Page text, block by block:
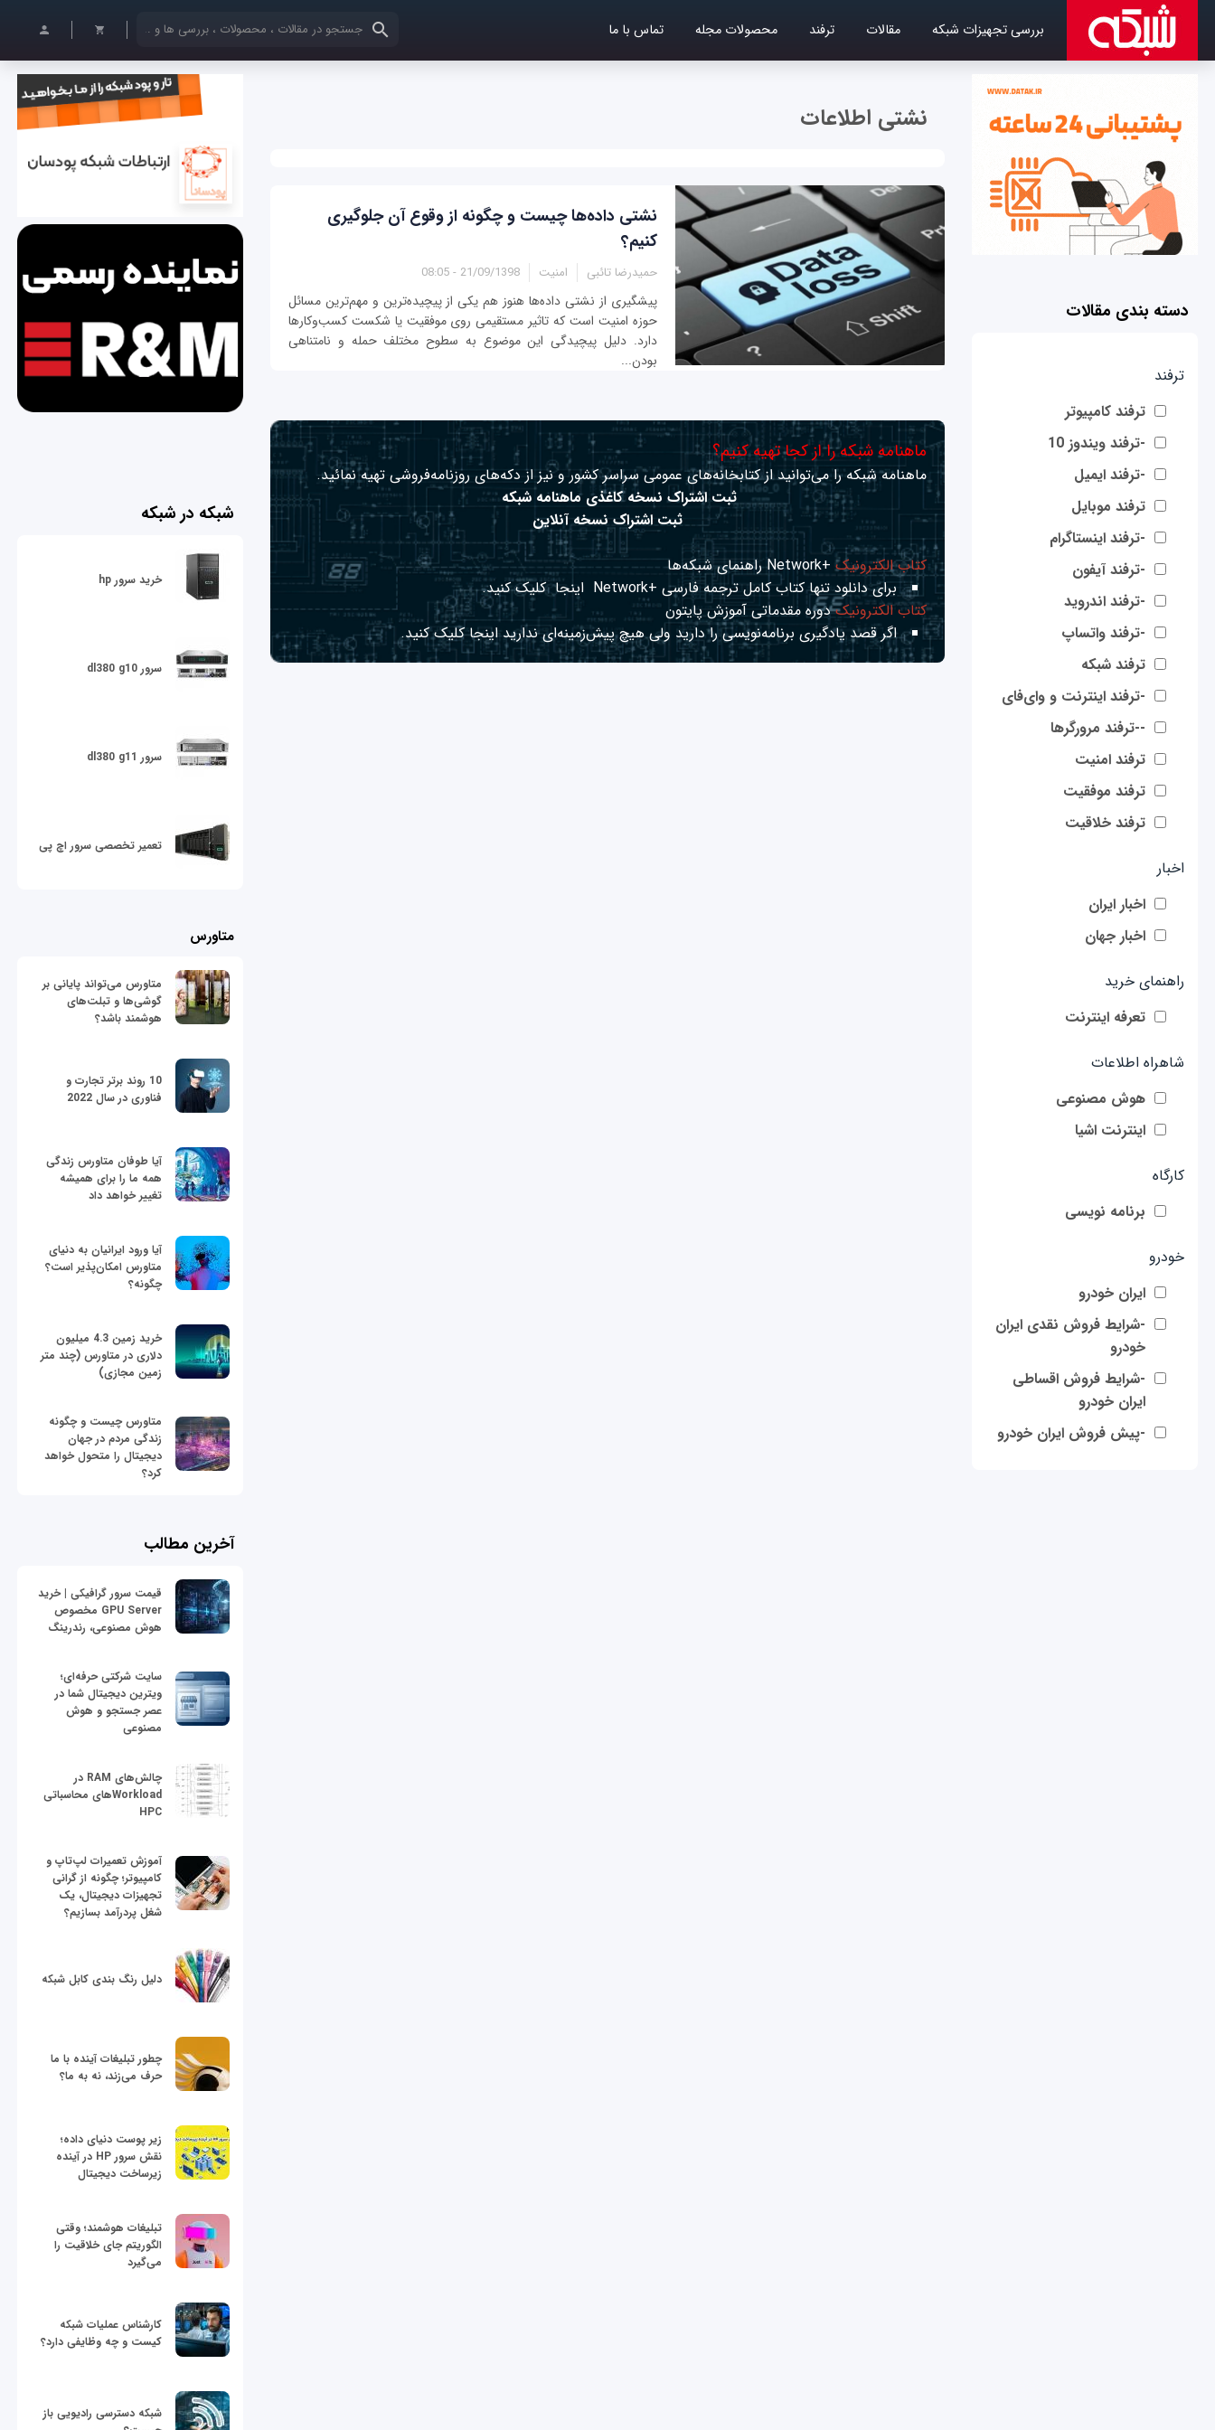
بررسی تجهیزات شبکه مقالات ترفند محصولات مجله تماس با ما کلمات کلیدی خود را وارد کنید
دسته بندی مقالات
ترفند
ترفند کامپیوتر
-ترفند ویندوز 10
-ترفند ایمیل
ترفند موبایل
-ترفند اینستاگرام
-ترفند آیفون
-ترفند اندروید
-ترفند واتساپ
ترفند شبکه
-ترفند اینترنت و وای‌فای
--ترفند مرورگرها
ترفند امنیت
ترفند موفقیت
ترفند خلاقیت
اخبار
اخبار ایران
اخبار جهان
راهنمای خرید
تعرفه اینترنت
شاهراه اطلاعات
هوش مصنوعی
اینترنت اشیا
کارگاه
برنامه نویسی
خودرو
ایران خودرو
-شرایط فروش نقدی ایران
خودرو
-شرایط فروش اقساطی
ایران خودرو
-پیش فروش ایران خودرو
نشتی اطلاعات
نشتی داده‌ها چیست و چگونه از وقوع آن جلوگیری
کنیم؟
حمیدرضا تائبی امنیت 21/09/1398 - 08:05
پیشگیری از نشتی داده‌ها هنوز هم یکی از پیچیده‌ترین و مهم‌ترین مسائل
حوزه امنیت است که تاثیر مستقیمی روی موفقیت یا شکست کسب‌وکارها
دارد. دلیل پیچیدگی این موضوع به سطوح مختلف حمله و نامتناهی
بودن...
ماهنامه شبکه را از کجا تهیه کنیم؟
ماهنامه شبکه را می‌توانید از کتابخانه‌های عمومی سراسر کشور و نیز از دکه‌های روزنامه‌فروشی تهیه نمائید.
ثبت اشتراک نسخه کاغذی ماهنامه شبکه
ثبت اشتراک نسخه آنلاین
کتاب الکترونیک +Network راهنمای شبکه‌ها
برای دانلود تنها کتاب کامل ترجمه فارسی +Network
اینجا کلیک کنید.
کتاب الکترونیکدوره مقدماتی آموزش پایتون
اگر قصد یادگیری برنامه‌نویسی را دارید ولی هیچ پیش‌زمینه‌ای نداریداینجا کلیک کنید.
شبکه در شبکه
خرید سرور hp
سرور dl380 g10
سرور dl380 g11
تعمیر تخصصی سرور اچ پی
متاورس
متاورس می‌تواند پایانی بر
گوشی‌ها و تبلت‌های
هوشمند باشد؟
10 روند برتر تجارت و
فناوری در سال 2022
آیا طوفان متاورس زندگی
همه ما را برای همیشه
تغییر خواهد داد
آیا ورود ایرانیان به دنیای
متاورس امکان‌پذیر است؟
چگونه؟
خرید زمین 4.3 میلیون
دلاری در متاورس (چند متر
زمین مجازی)
متاورس چیست و چگونه
زندگی مردم در جهان
دیجیتال را متحول خواهد
کرد؟
آخرین مطالب
قیمت سرور گرافیکی | خرید
GPU Server مخصوص
هوش مصنوعی، رندرینگ
سایت شرکتی حرفه‌ای؛
ویترین دیجیتال شما در
عصر جستجو و هوش
مصنوعی
چالش‌های RAM در
Workloadهای محاسباتی
HPC
آموزش تعمیرات لپ‌تاپ و
کامپیوتر؛ چگونه از گرانی
تجهیزات دیجیتال، یک
شغل پردرآمد بسازیم؟
دلیل رنگ بندی کابل شبکه
چطور تبلیغات آینده با ما
حرف می‌زند، نه به ما؟
زیر پوست دنیای داده؛
نقش سرور HP در آینده
زیرساخت دیجیتال
تبلیغات هوشمند؛ وقتی
الگوریتم جای خلاقیت را
می‌گیرد
کارشناس عملیات شبکه
کیست و چه وظایفی دارد؟
شبکه دسترسی رادیویی باز